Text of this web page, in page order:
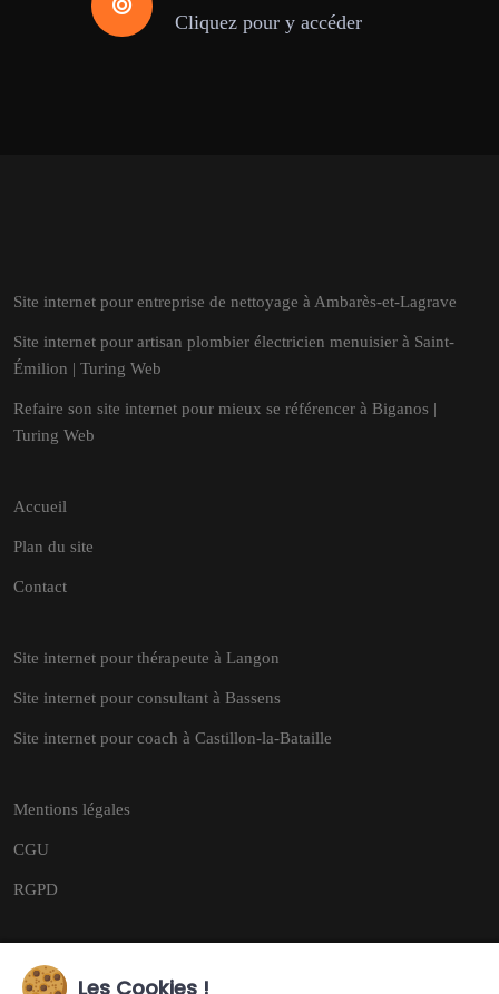
Cliquez pour y accéder
Site internet pour entreprise de nettoyage à Ambarès-et-Lagrave
Site internet pour artisan plombier électricien menuisier à Saint-
Émilion | Turing Web
Refaire son site internet pour mieux se référencer à Biganos |
Turing Web
Accueil
Plan du site
Contact
Site internet pour thérapeute à Langon
Site internet pour consultant à Bassens
Site internet pour coach à Castillon-la-Bataille
Mentions légales
CGU
RGPD
Les Cookies !